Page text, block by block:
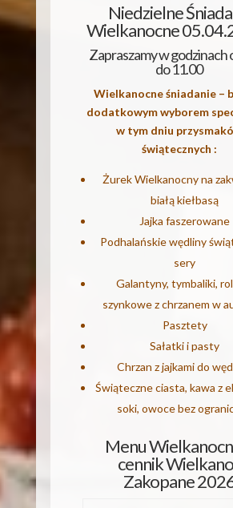
Niedzielne
Wielkanocne
Zapraszamy w godzinach
do 11.00
Wielkanocne śniadanie –
dodatkowym wyborem
w tym dniu
świątecznych :
Żurek Wielkanocny na
białą kiełbasą
Jajka faszerowane
Podhalańskie wędliny
sery
Galantyny, tymbaliki,
szynkowe z chrzanem w
Pasztety
Sałatki i pasty
Chrzan z jajkami do
Świąteczne ciasta, kawa z
soki, owoce bez
Menu
cennik
Zakopane